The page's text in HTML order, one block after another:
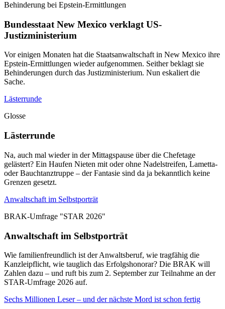
Behinderung bei Epstein-Ermittlungen
Bundesstaat New Mexico verklagt US-
Justizministerium
Vor einigen Monaten hat die Staatsanwaltschaft in New Mexico ihre
Epstein-Ermittlungen wieder aufgenommen. Seither beklagt sie
Behinderungen durch das Justizministerium. Nun eskaliert die
Sache.
Lästerrunde
Glosse
Lästerrunde
Na, auch mal wieder in der Mittagspause über die Chefetage
gelästert? Ein Haufen Nieten mit oder ohne Nadelstreifen, Lametta-
oder Bauchtanztruppe – der Fantasie sind da ja bekanntlich keine
Grenzen gesetzt.
Anwaltschaft im Selbstporträt
BRAK-Umfrage "STAR 2026"
Anwaltschaft im Selbstporträt
Wie familienfreundlich ist der Anwaltsberuf, wie tragfähig die
Kanzleipflicht, wie tauglich das Erfolgshonorar? Die BRAK will
Zahlen dazu – und ruft bis zum 2. September zur Teilnahme an der
STAR-Umfrage 2026 auf.
Sechs Millionen Leser – und der nächste Mord ist schon fertig